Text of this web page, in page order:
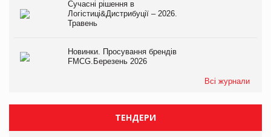
Сучасні рішення в
Логістиці&Дистрибуції – 2026.
Травень
Новинки. Просування брендів
FMCG.Березень 2026
Всі журнали
ТЕНДЕРИ